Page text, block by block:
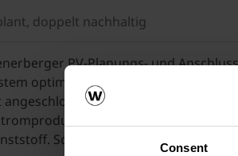
Consent
doppelt nachhaltig
PV-Planungs- und
optimal auf Ihre Bedürfnisse
wird. Die Besonderheit
die Fertigung der
Somit entsteht ein doppelt